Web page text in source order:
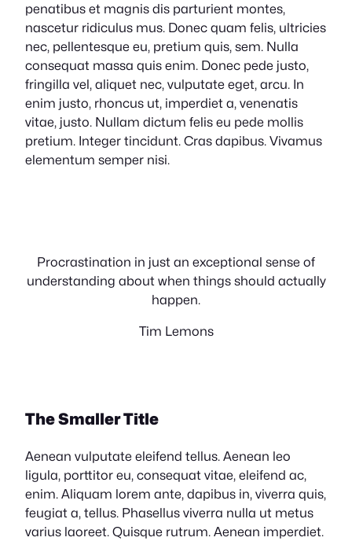
penatibus et magnis dis parturient montes,
nascetur ridiculus mus. Donec quam felis, ultricies
nec, pellentesque eu, pretium quis, sem. Nulla
consequat massa quis enim. Donec pede justo,
fringilla vel, aliquet nec, vulputate eget, arcu. In
enim justo, rhoncus ut, imperdiet a, venenatis
vitae, justo. Nullam dictum felis eu pede mollis
pretium. Integer tincidunt. Cras dapibus. Vivamus
elementum semper nisi.
Procrastination in just an exceptional sense of
understanding about when things should actually
happen.
Tim Lemons
The Smaller Title
Aenean vulputate eleifend tellus. Aenean leo
ligula, porttitor eu, consequat vitae, eleifend ac,
enim. Aliquam lorem ante, dapibus in, viverra quis,
feugiat a, tellus. Phasellus viverra nulla ut metus
varius laoreet. Quisque rutrum. Aenean imperdiet.